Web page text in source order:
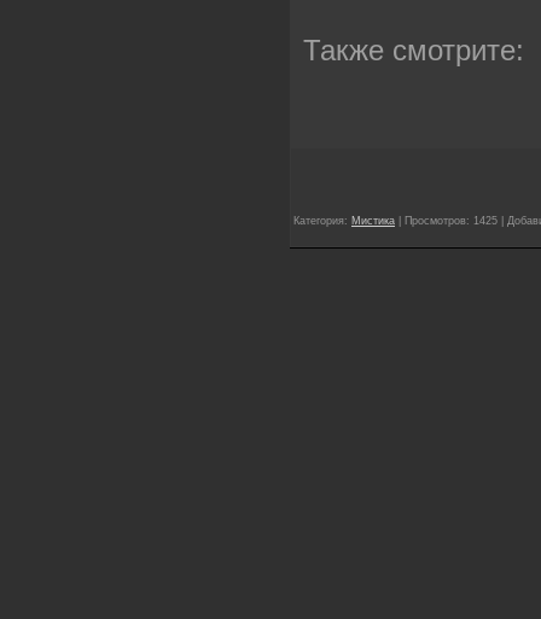
Также смотрите:
Категория: Мистика | Просмотров: 1425 |